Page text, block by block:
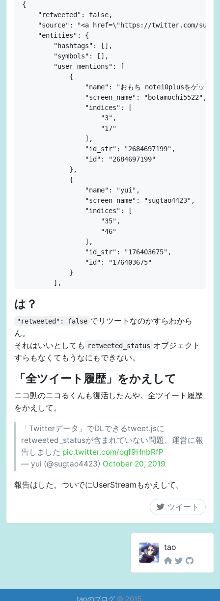
    },
"source": "<a href=\"https://twitter.com/
    "in_reply_to_status_id": null,
    "in_reply_to_status_id_str": null,
    "in_reply_to_user_id": null,
    "in_reply_to_user_id_str": null,
    "in_reply_to_screen_name": null,
    "user": {
        "id": 176403675,
        "id_str": "176403675",
        "name": "yui",
        "screen_name": "sugtao4423",
        "location": "にぱ～",
        "description": "(๑•﹏•๑*)",
        "url": "https://t.co/WewYuQDVTb",
        "entities": {
            "url": {
                "urls": [
                    {
"url": "https://t.co/
"expanded_url": "https://
"display_url":
                        "indices": [
                            0,
                            23
                        ]
                    }
                ]
            "description": {
                "urls": []
        },
        "protected": false,
        "followers_count": 1090,
        "listed_count": 46,
"created_at": "Mon Aug 09 12:58:00 +0000
        "favourites_count": 190769,
        "utc_offset": null,
        "geo_enabled": true,
        "verified": false,
        "statuses_count": 447081,
        "lang": null,
        "is_translator": false,
        "profile_background_color": "E0FFFF",
"profile_background_image_url": "http://
"profile_background_image_url_https":
        "profile_background_tile": true,
"profile_image_url": "http://
"profile_image_url_https": "https://
"profile_banner_url": "https://
        "profile_link_color": "0084B4",
{
    "retweeted": false,
"source": "<a href=\"https://twitter.com/
    "entities": {
        "hashtags": [],
        "symbols": [],
        "user_mentions": [
            {
"name": "おもち note10plusをゲット
                "screen_name": "botamochi5522",
                "indices": [
                    "3",
                    "17"
                ],
                "id_str": "2684697199",
                "id": "2684697199"
            },
            {
                "name": "yui",
                "screen_name": "sugtao4423",
                "indices": [
                    "35",
                    "46"
                ],
                "id_str": "176403675",
                "id": "176403675"
            }
        ],
    },
        "0",
        "46"
    ],
    "favorite_count": "0",
    "truncated": false,
    "retweet_count": "0",
    "id": "931006516882112514",
"created_at": "Thu Nov 16 03:50:25 +0000
"full_text": "RT @botamochi5522: Twitter界最上
    "lang": "ja"
は？
"retweeted": false でリツートなのかすらわから
ん。
それはいいとしても retweeted_status オブジェクト
すらもなくてもうなにもできない。
「全ツイート履歴」をかえして
ニコ動のニコるくんも復活したんや。全ツイート履歴
をかえして。
「Twitterデータ」でDLできるtweet.jsに
retweeted_statusが含まれていない問題、運営に報
告しました pic.twitter.com/ogf9HnbRfP
— yui (@sugtao4423) October 20, 2019
報告はした。ついでにUserStreamもかえして。
tao
taoのブログ© 2015.